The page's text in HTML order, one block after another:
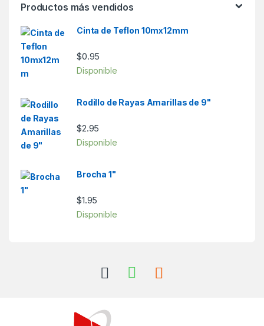
Productos más vendidos
Cinta de Teflon 10mx12mm
$0.95
Disponible
Rodillo de Rayas Amarillas de 9"
$2.95
Disponible
Brocha 1"
$1.95
Disponible